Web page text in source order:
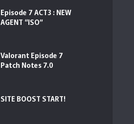
Episode 7 ACT3 : NEW
AGENT “ISO”
Valorant Episode 7
Patch Notes 7.0
SITE BOOST START!